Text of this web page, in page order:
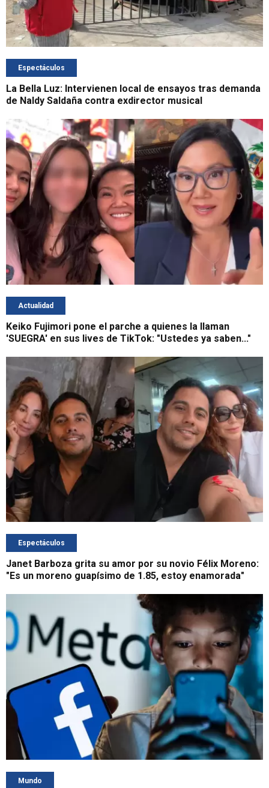
Espectáculos
La Bella Luz: Intervienen local de ensayos tras demanda
de Naldy Saldaña contra exdirector musical
Actualidad
Keiko Fujimori pone el parche a quienes la llaman
'SUEGRA' en sus lives de TikTok: "Ustedes ya saben..."
Espectáculos
Janet Barboza grita su amor por su novio Félix Moreno:
"Es un moreno guapísimo de 1.85, estoy enamorada"
Mundo